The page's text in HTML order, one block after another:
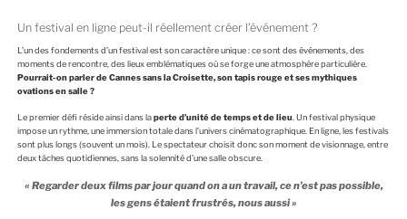
Un festival en ligne peut-il réellement créer l’événement ?
L’un des fondements d’un festival est son caractère unique : ce sont des événements, des
moments de rencontre, des lieux emblématiques où se forge une atmosphère particulière.
Pourrait-on parler de Cannes sans la Croisette, son tapis rouge et ses mythiques
ovations en salle ?
Le premier défi réside ainsi dans laperte d’unité de temps et de lieu. Un festival physique
impose un rythme, une immersion totale dans l’univers cinématographique. En ligne, les festivals
sont plus longs (souvent un mois). Le spectateur choisit donc son moment de visionnage, entre
deux tâches quotidiennes, sans la solennité d’une salle obscure.
« Regarder deux films par jour quand on a un travail, ce n’est pas possible,
les gens étaient frustrés, nous aussi »